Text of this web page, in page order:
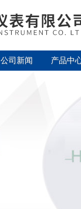
公司新闻 产品中